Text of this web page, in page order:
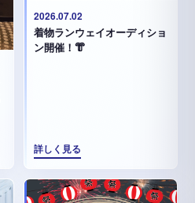
2026.07.02
着物ランウェイオーディショ
ン開催！👘
詳しく見る